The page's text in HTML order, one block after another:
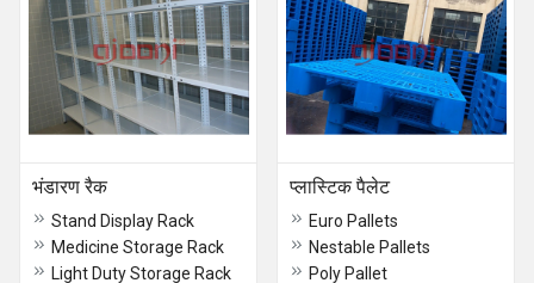
भंडारण रैक
Stand Display Rack
Medicine Storage Rack
Light Duty Storage Rack
प्लास्टिक पैलेट
Euro Pallets
Nestable Pallets
Poly Pallet